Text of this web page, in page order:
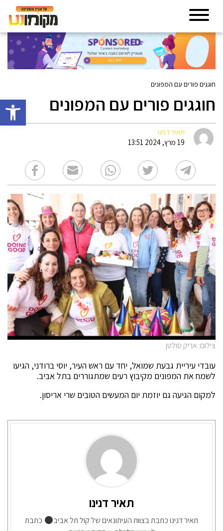
פתח
חוגגים פורים עם המפונים
חוגגים פורים עם המפונים
תאיר דנינו
19 מרץ, 2024 13:51
צילום: אריק סולטן
עובדי עיריית גבעת שמואל, יחד עם ראש העיר, יוסי ברודני, הגיעו
לשמח את המפונים מקיבוץ רעים שמתגוררים בתל אביב.
למקום הגיעה גם יוזמת יום המעשים הטובים שרי אריסון.
תאיר דנינו
תאיר דנינו כתבת בצוות העיתונאים של קול תל אביב
כתבת